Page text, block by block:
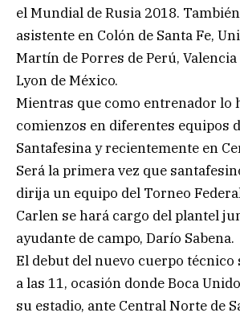
el Mundial de Rusia 2018.
asistente en Colón de Santa Fe,
Martín de Porres de Perú, Valencia
Lyon de México.
Mientras que como entrenador lo
comienzos en diferentes equipos
Santafesina y recientemente en
Será la primera vez que
dirija un equipo del Torneo
Carlen se hará cargo del plantel
ayudante de campo, Darío Sabena.
El debut del nuevo cuerpo técnico
a las 11, ocasión donde Boca
su estadio, ante Central Norte de